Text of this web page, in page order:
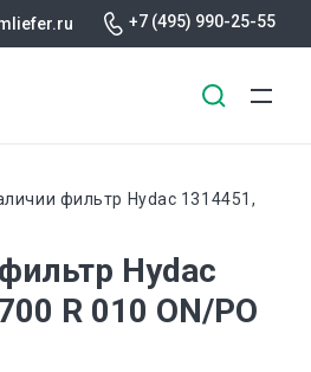
+7 (495) 990-25-55
фильтр Hydac 1314451,
Hydac
R 010 ON/PO